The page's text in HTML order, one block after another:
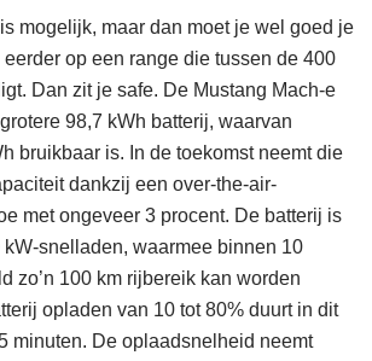
mogelijk, maar dan moet je wel goed je
op een range die tussen de 400
Dan zit je safe. De Mustang Mach-e
98,7 kWh batterij, waarvan
bruikbaar is. In de toekomst neemt die
dankzij een over-the-air-
met ongeveer 3 procent. De batterij is
snelladen, waarmee binnen 10
zo’n 100 km rijbereik kan worden
opladen van 10 tot 80% duurt in dit
minuten. De oplaadsnelheid neemt